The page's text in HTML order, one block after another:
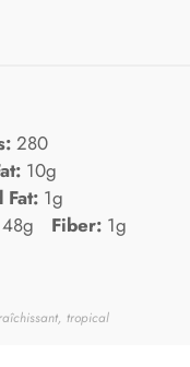
280
10g
Fat: 1g
48g Fiber: 1g
tropical